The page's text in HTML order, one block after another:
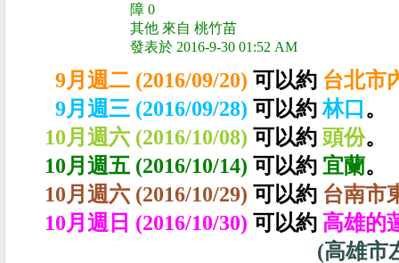
障 0
其他 來自 桃竹苗
發表於 2016-9-30 01:52 AM
9月 週二 (2016/09/20) 可以約 台北市
9月 週三 (2016/09/28) 可以約林口 。
10月 週六 (2016/10/08) 可以約 頭份。
10月 週五 (2016/10/14) 可以約 宜蘭。
10月 週六 (2016/10/29) 可以約 台南市
10月 週日 (2016/10/30) 可以約 高雄的
(高雄市